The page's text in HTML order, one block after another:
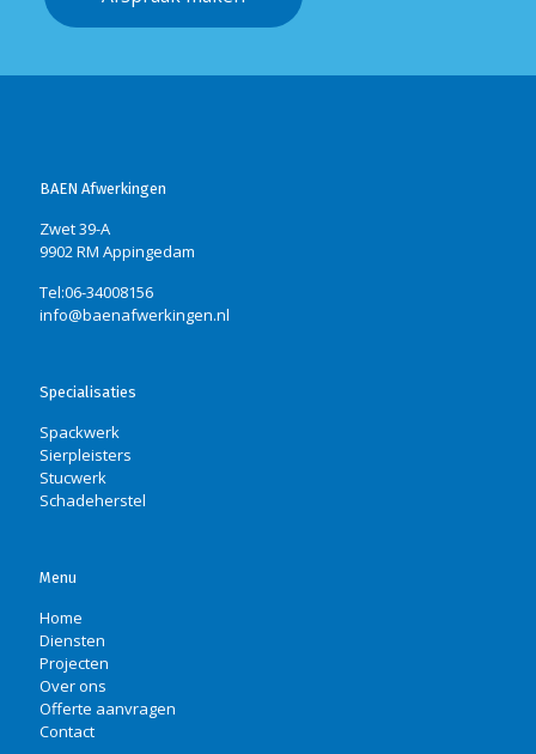
BAEN Afwerkingen
Zwet 39-A
9902 RM Appingedam
Tel:06-34008156
info@baenafwerkingen.nl
Specialisaties
Spackwerk
Sierpleisters
Stucwerk
Schadeherstel
Menu
Home
Diensten
Projecten
Over ons
Offerte aanvragen
Contact